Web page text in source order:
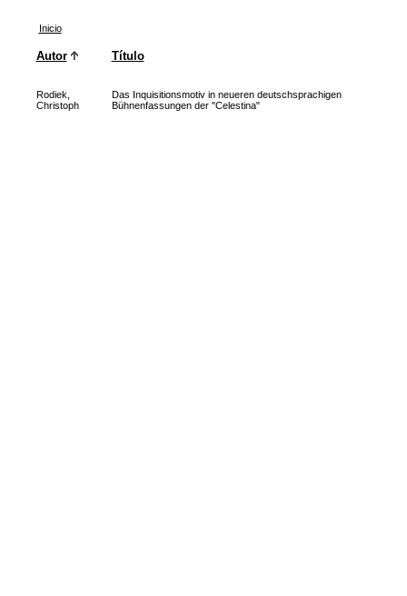
Inicio
Autor Título
Rodiek,
Christoph
Das Inquisitionsmotiv in neueren deutschsprachigen
Bühnenfassungen der "Celestina"